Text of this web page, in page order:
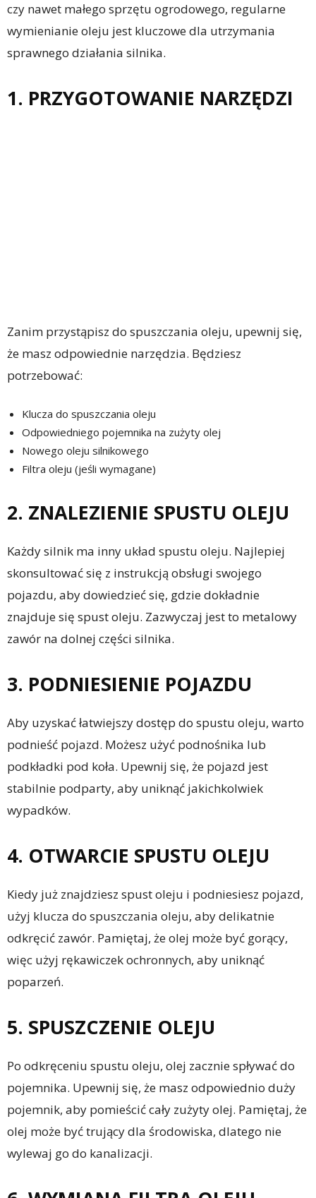
czy nawet małego sprzętu ogrodowego, regularne
wymienianie oleju jest kluczowe dla utrzymania
sprawnego działania silnika.
1. PRZYGOTOWANIE NARZĘDZI
Zanim przystąpisz do spuszczania oleju, upewnij się,
że masz odpowiednie narzędzia. Będziesz
potrzebować:
Klucza do spuszczania oleju
Odpowiedniego pojemnika na zużyty olej
Nowego oleju silnikowego
Filtra oleju (jeśli wymagane)
2. ZNALEZIENIE SPUSTU OLEJU
Każdy silnik ma inny układ spustu oleju. Najlepiej
skonsultować się z instrukcją obsługi swojego
pojazdu, aby dowiedzieć się, gdzie dokładnie
znajduje się spust oleju. Zazwyczaj jest to metalowy
zawór na dolnej części silnika.
3. PODNIESIENIE POJAZDU
Aby uzyskać łatwiejszy dostęp do spustu oleju, warto
podnieść pojazd. Możesz użyć podnośnika lub
podkładki pod koła. Upewnij się, że pojazd jest
stabilnie podparty, aby uniknąć jakichkolwiek
wypadków.
4. OTWARCIE SPUSTU OLEJU
Kiedy już znajdziesz spust oleju i podniesiesz pojazd,
użyj klucza do spuszczania oleju, aby delikatnie
odkręcić zawór. Pamiętaj, że olej może być gorący,
więc użyj rękawiczek ochronnych, aby uniknąć
poparzeń.
5. SPUSZCZENIE OLEJU
Po odkręceniu spustu oleju, olej zacznie spływać do
pojemnika. Upewnij się, że masz odpowiednio duży
pojemnik, aby pomieścić cały zużyty olej. Pamiętaj, że
olej może być trujący dla środowiska, dlatego nie
wylewaj go do kanalizacji.